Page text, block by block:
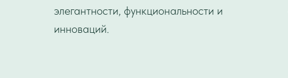
элегантности, функциональности и
инноваций.